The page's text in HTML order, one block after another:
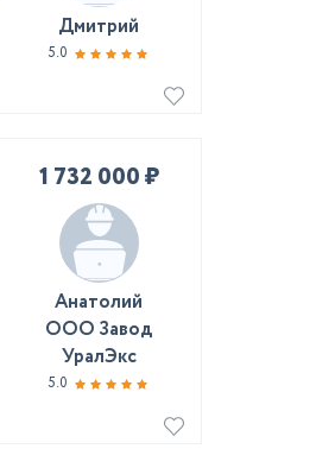
Дмитрий
5.0
1 732 000 ₽
Анатолий
ООО Завод
УралЭкс
5.0